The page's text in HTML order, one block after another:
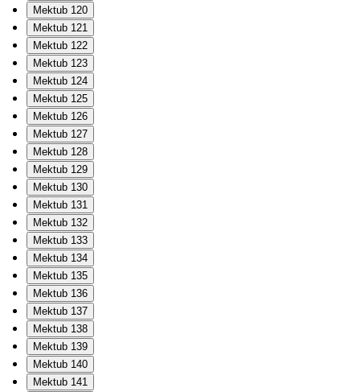
Mektub 120
Mektub 121
Mektub 122
Mektub 123
Mektub 124
Mektub 125
Mektub 126
Mektub 127
Mektub 128
Mektub 129
Mektub 130
Mektub 131
Mektub 132
Mektub 133
Mektub 134
Mektub 135
Mektub 136
Mektub 137
Mektub 138
Mektub 139
Mektub 140
Mektub 141